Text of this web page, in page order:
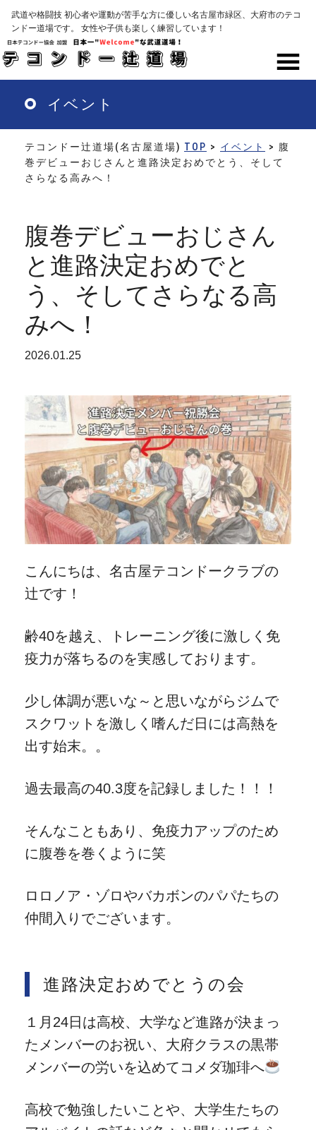
Skip
main
content
武道や格闘技 初心者や運動が苦手な方に優しい名古屋市緑区、大府市のテコ
ンドー道場です。 女性や子供も楽しく練習しています！
イベント
テコンドー辻道場(名古屋道場) TOP > イベント
> 腹
巻デビューおじさんと進路決定おめでとう、そして
さらなる高みへ！
腹巻デビューおじさん
と進路決定おめでと
う、そしてさらなる高
みへ！
2026.01.25
こんにちは、名古屋テコンドークラブの
辻です！
齢40を越え、トレーニング後に激しく免
疫力が落ちるのを実感しております。
少し体調が悪いな～と思いながらジムで
スクワットを激しく嗜んだ日には高熱を
出す始末。。
過去最高の40.3度を記録しました！！！
そんなこともあり、免疫力アップのため
に腹巻を巻くように笑
ロロノア・ゾロやバカボンのパパたちの
仲間入りでございます。
進路決定おめでとうの会
１月24日は高校、大学など進路が決まっ
たメンバーのお祝い、大府クラスの黒帯
メンバーの労いを込めてコメダ珈琲へ
高校で勉強したいことや、大学生たちの